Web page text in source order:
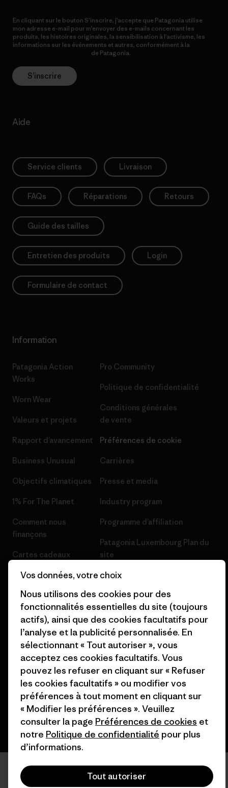
En cliquant sur le bouton S’inscrire, j’accepte que Patagonia utilise
mon adresse e-mail pour m’envoyer des e-mails concernant les
produits, les histoires originales, la sensibilisation à l’activisme, les
informations sur les événements et autres, conformément à la
de Patagonia.
S’inscrire
Aide
Service clients Livraison
FAQs Réparations Retours
Guide des tailles
Entretien des produits Login
Formulaire de contact
Information
Patagonia Action
Works
Worn Wear
Valeurs et projets
Rapport d’avancement
Business Unusual
Objectifs climatiques
1% For The Planet
Comment nous
finançons
Cartes cadeaux
Nos magasins
Pro Community
Politique de confidentialité
Conditions générales
de vente
Préférences de cookie
Carrières
Presse et media
Industry program
Programme d’affiliation
Patagonia Luxembourg Plan du
site
© 2026 Patagonia, Inc. All Rights Reserved.
français
Vos données, votre choix
Nous utilisons des cookies pour des
fonctionnalités essentielles du site (toujours
actifs), ainsi que des cookies facultatifs pour
l’analyse et la publicité personnalisée. En
sélectionnant « Tout autoriser », vous
acceptez ces cookies facultatifs. Vous
pouvez les refuser en cliquant sur « Refuser
les cookies facultatifs » ou modifier vos
préférences à tout moment en cliquant sur
« Modifier les préférences ». Veuillez
consulter la page Préférences de cookies et
notre Politique de confidentialité pour plus
d’informations.
Tout autoriser